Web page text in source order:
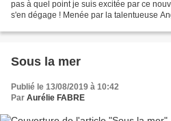
pas à quel point je suis excitée par ce
s'en dégage ! Menée par la talentueuse
Sous la mer
Publié le 13/08/2019 à 10:42
Par Aurélie FABRE